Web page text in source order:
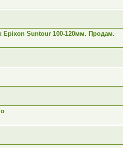
Epixon Suntour 100-120мм. Продам.